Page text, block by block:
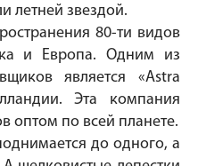
летней звездой.
80-ти видов
и Европа. Одним из
является «Astra
Эта компания
оптом по всей планете.
до одного, а